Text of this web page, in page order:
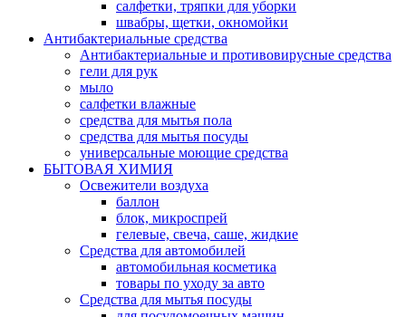
салфетки, тряпки для уборки
швабры, щетки, окномойки
Антибактериальные средства
Антибактериальные и противовирусные средства
гели для рук
мыло
салфетки влажные
средства для мытья пола
средства для мытья посуды
универсальные моющие средства
БЫТОВАЯ ХИМИЯ
Освежители воздуха
баллон
блок, микроспрей
гелевые, свеча, саше, жидкие
Средства для автомобилей
автомобильная косметика
товары по уходу за авто
Средства для мытья посуды